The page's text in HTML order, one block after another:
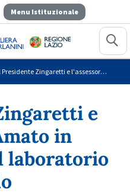
Menu Istituzionale
e Il Presidente Zingaretti e l'assessore D'Amato in visita presso il laboratorio del San Camillo
e
in
laboratorio